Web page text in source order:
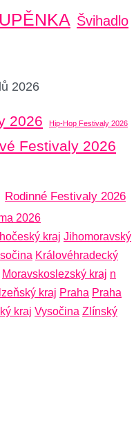
Švihadlo
2026
2026 Hip-Hop Festivaly 2026
Festivaly 2026
Rodinné Festivaly 2026
2026
kraj Jihomoravský
Královéhradecký
Moravskoslezský kraj n
kraj Praha Praha
kraj Vysočina Zlínský